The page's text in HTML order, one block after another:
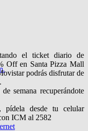
el ticket diario de
Off en Santa Pizza Mall
podrás disfrutar de
semana recuperándote
desde tu celular
ICM al 2582